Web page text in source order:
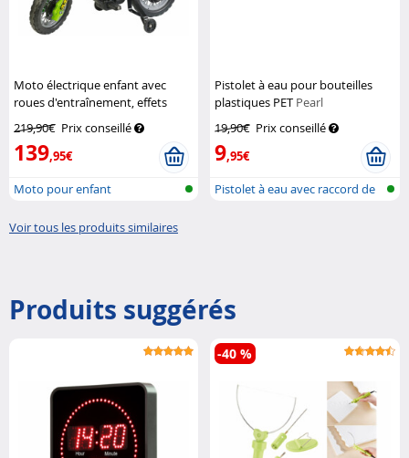
Moto électrique enfant avec
roues d'entraînement, effets
sonores et lumineuxPlaytastic
219,90€ Prix conseillé
139,95€
Moto pour enfant
Pistolet à eau pour bouteilles
plastiques PET Pearl
19,90€ Prix conseillé
9,95€
Pistolet à eau avec raccord de
Voir tous les produits similaires
Produits suggérés
-40 %